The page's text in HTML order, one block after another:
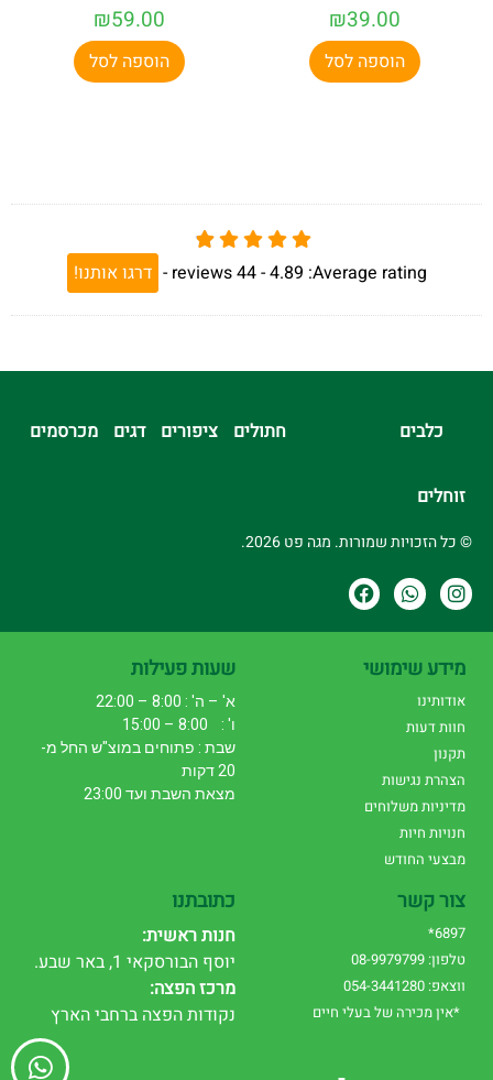
₪39.00
הוספה לסל
₪59.00
הוספה לסל
Average rating:
4.89 -
44
reviews
- דרגו אותנו!
כלבים חתולים ציפורים דגים מכרסמים
זוחלים
© כל הזכויות שמורות. מגה פט 2026.
מידע שימושי
אודותינו
חוות דעות
תקנון
הצהרת נגישות
מדיניות משלוחים
חנויות חיות
מבצעי החודש
שעות פעילות
א' – ה' : 8:00 – 22:00
ו' : 8:00 – 15:00
שבת : פתוחים במוצ"ש החל מ-
20 דקות
מצאת השבת ועד 23:00
צור קשר
6897*
טלפון: 08-9979799
ווצאפ: 054-3441280
*אין מכירה של בעלי חיים
כתובתנו
חנות ראשית:
יוסף הבורסקאי 1, באר שבע.
מרכז הפצה:
נקודות הפצה ברחבי הארץ